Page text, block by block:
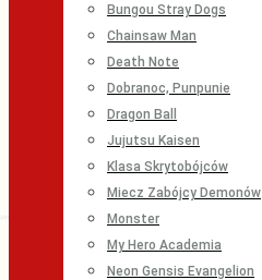
Bungou Stray Dogs
Chainsaw Man
Death Note
Dobranoc, Punpunie
Dragon Ball
Jujutsu Kaisen
Klasa Skrytobójców
Miecz Zabójcy Demonów
Monster
My Hero Academia
Neon Gensis Evangelion